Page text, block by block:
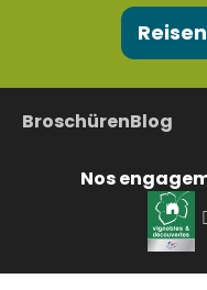
BroschürenBlog
Nos